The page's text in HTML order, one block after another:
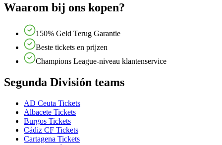
Waarom bij ons kopen?
150% Geld Terug Garantie
Beste tickets en prijzen
Champions League-niveau klantenservice
Segunda División teams
AD Ceuta Tickets
Albacete Tickets
Burgos Tickets
Cádiz CF Tickets
Cartagena Tickets